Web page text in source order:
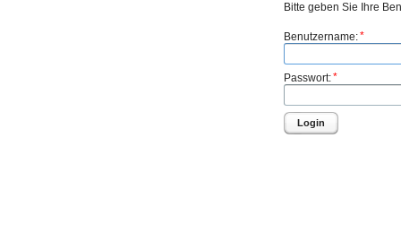
Bitte geben Sie Ihre
Benutzername:*
Passwort:*
Login